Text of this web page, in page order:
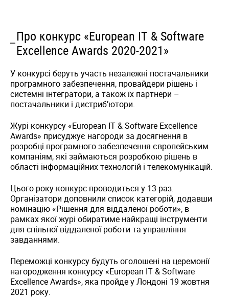
Про конкурс «European IT & Software
Excellence Awards 2020-2021»
У конкурсі беруть участь незалежні постачальники
програмного забезпечення, провайдери рішень і
системні інтегратори, а також їх партнери –
постачальники і дистриб’ютори.
Журі конкурсу «European IT & Software Excellence
Awards» присуджує нагороди за досягнення в
розробці програмного забезпечення європейським
компаніям, які займаються розробкою рішень в
області інформаційних технологій і телекомунікацій.
Цього року конкурс проводиться у 13 раз.
Організатори доповнили список категорій, додавши
номінацію «Рішення для віддаленої роботи», в
рамках якої журі обиратиме найкращі інструменти
для спільної віддаленої роботи та управління
завданнями.
Переможці конкурсу будуть оголошені на церемонії
нагородження конкурсу «European IT & Software
Excellence Awards», яка пройде у Лондоні 19 жовтня
2021 року.